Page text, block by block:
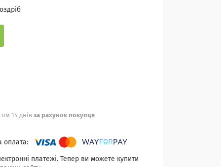
14 днів за рахунок покупця
платежі. Тепер ви можете купити